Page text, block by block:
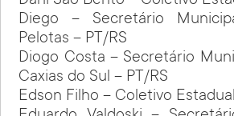
Diego – Secretário
Pelotas – PT/RS
Diogo Costa – Secretário
Caxias do Sul – PT/RS
Edson Filho – Coletivo